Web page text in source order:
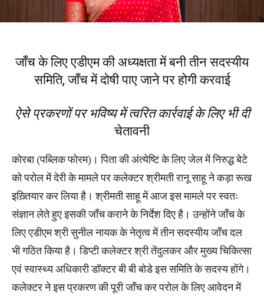
जाँच के लिए एडीएम की अध्यक्षता में बनी तीन सदस्यीय
समिति, जाँच में दोषी पाए जाने पर होगी करवाई
ऐसे प्रकरणों पर भविष्य में त्वरित कार्रवाई के लिए भी दी
चेतावनी
कोरबा (पब्लिक फोरम)। पिता की अंत्येष्टि के लिए जेल में निरुद्ध बेटे
को परोल में देरी के मामले पर कलेक्टर श्रीमती रानू साहू ने कड़ा रूख
इख़्तियार कर लिया है। श्रीमती साहू में आज इस मामले पर स्वतः
संज्ञान लेते हुए इसकी जाँच कराने के निर्देश दिए है। उन्होंने जाँच के
लिए एडीएम श्री सुनील नायक के नेतृत्व में तीन सदस्यीय जाँच दल
भी गठित किया है। डिप्टी कलेक्टर श्री तेंदुलकर और मुख्य चिकित्सा
एवं स्वास्थ्य अधिकारी डॉक्टर बी बी बोडे इस समिति के सदस्य होंगे।
कलेक्टर ने इस प्रकरण की पूरी जाँच कर परोल के लिए आवेदन में